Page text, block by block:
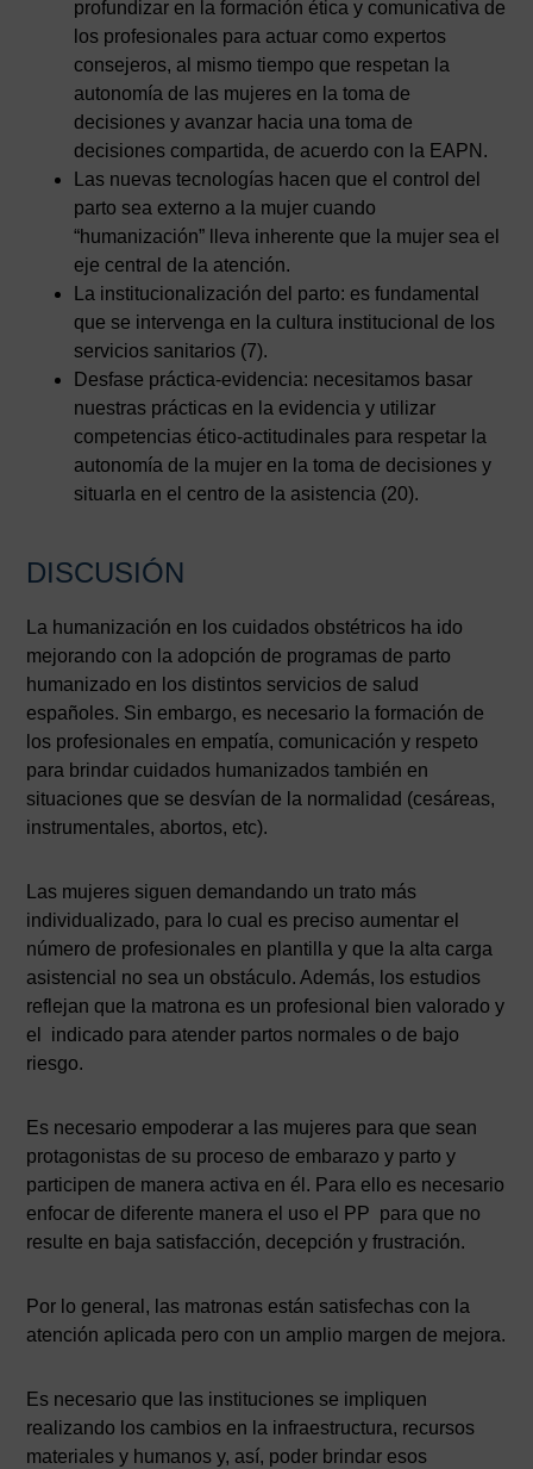
profundizar en la formación ética y comunicativa de
los profesionales para actuar como expertos
consejeros, al mismo tiempo que respetan la
autonomía de las mujeres en la toma de
decisiones y avanzar hacia una toma de
decisiones compartida, de acuerdo con la EAPN.
Las nuevas tecnologías hacen que el control del
parto sea externo a la mujer cuando
“humanización” lleva inherente que la mujer sea el
eje central de la atención.
La institucionalización del parto: es fundamental
que se intervenga en la cultura institucional de los
servicios sanitarios (7).
Desfase práctica-evidencia: necesitamos basar
nuestras prácticas en la evidencia y utilizar
competencias ético-actitudinales para respetar la
autonomía de la mujer en la toma de decisiones y
situarla en el centro de la asistencia (20).
DISCUSIÓN
La humanización en los cuidados obstétricos ha ido
mejorando con la adopción de programas de parto
humanizado en los distintos servicios de salud
españoles. Sin embargo, es necesario la formación de
los profesionales en empatía, comunicación y respeto
para brindar cuidados humanizados también en
situaciones que se desvían de la normalidad (cesáreas,
instrumentales, abortos, etc).
Las mujeres siguen demandando un trato más
individualizado, para lo cual es preciso aumentar el
número de profesionales en plantilla y que la alta carga
asistencial no sea un obstáculo. Además, los estudios
reflejan que la matrona es un profesional bien valorado y
el indicado para atender partos normales o de bajo
riesgo.
Es necesario empoderar a las mujeres para que sean
protagonistas de su proceso de embarazo y parto y
participen de manera activa en él. Para ello es necesario
enfocar de diferente manera el uso el PP para que no
resulte en baja satisfacción, decepción y frustración.
Por lo general, las matronas están satisfechas con la
atención aplicada pero con un amplio margen de mejora.
Es necesario que las instituciones se impliquen
realizando los cambios en la infraestructura, recursos
materiales y humanos y, así, poder brindar esos